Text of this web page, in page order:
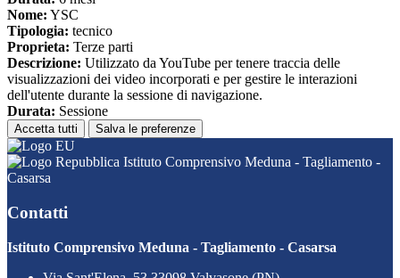
Nome: YSC
Tipologia: tecnico
Proprieta: Terze parti
Descrizione: Utilizzato da YouTube per tenere traccia delle
visualizzazioni dei video incorporati e per gestire le interazioni
dell'utente durante la sessione di navigazione.
Durata: Sessione
Accetta tutti Salva le preferenze
Istituto Comprensivo Meduna - Tagliamento -
Casarsa
Contatti
Istituto Comprensivo Meduna - Tagliamento - Casarsa